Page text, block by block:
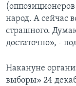
народ. А сейчас
страшного.
достаточно», -
Накануне
выборы» 24